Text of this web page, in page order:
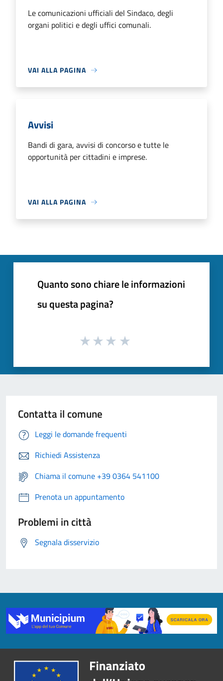
Le comunicazioni ufficiali del Sindaco, degli
organi politici e degli uffici comunali.
VAI ALLA PAGINA
Avvisi
Bandi di gara, avvisi di concorso e tutte le
opportunità per cittadini e imprese.
VAI ALLA PAGINA
Quanto sono chiare le informazioni
su questa pagina?
Contatta il comune
Leggi le domande frequenti
Richiedi Assistenza
Chiama il comune +39 0364 541100
Prenota un appuntamento
Problemi in città
Segnala disservizio